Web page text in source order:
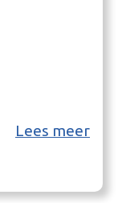
Lees meer